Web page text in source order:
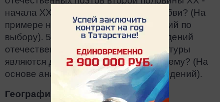
начала XXI в. раскрывается тема любви? (На
примере не менее двух стихотворений по
выбору). 5 Какие сюжеты из произведений
отечественной и зарубежной литературы
являются для вас актуальными и почему? (На
основе анализа одного-двух произведений).
География